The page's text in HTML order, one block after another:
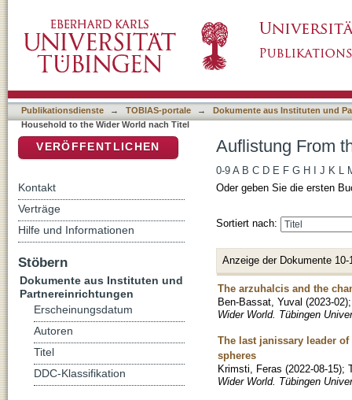
Publikationsdienste → TOBIAS-portale →
Dokumente aus Instituten und
Household to the Wider World nach Titel
Auflistung From
0-9 A B C D E F G H J K L
Oder geben Sie die ersten
Sortiert nach:
Anzeige der Dokumente 10-
The arzuhalcis and the
Ben-Bassat, Yuval (2023-02)
Wider World. Tübingen
The last janissary leader of
spheres
Krimsti, Feras (2022-08-15);
Wider World. Tübingen
VERÖFFENTLICHEN
Kontakt
Verträge
Hilfe und Informationen
Stöbern
Dokumente aus Instituten und
Partnereinrichtungen
Erscheinungsdatum
Autoren
Titel
DDC-Klassifikation